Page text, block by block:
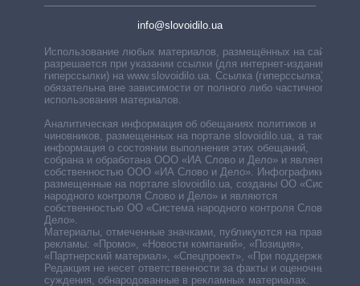
info@slovoidilo.ua
Использование любых материалов, размещённых на сайте,
разрешается при указании ссылки (для интернет-изданий —
гиперссылки) на www.slovoidilo.ua. Ссылка (гиперссылка)
обязательна вне зависимости от полного либо частичного
использования материалов.
Аналитическая информация об обещаниях политиков и
чиновников, размещенных на портале slovoidilo.ua, а также
информация о состоянии выполнения этих обещаний,
собрана и обработана ООО «ИА Слово и Дело» и является
собственностью ООО «ИА Слово и Дело». Инфографики,
размещенные на портале slovoidilo.ua, созданы ОО «Система
народного контроля Слово и Дело» и являются
собственностью ОО «Система народного контроля Слово и
Дело».
Материалы, отмеченные значками, публикуются на правах
рекламы: «Промо», «Новости компаний», «Позиция»,
«Партнерский материал», «Спецпроект», «При поддержке».
Редакция не несет ответственности за факты и оценочные
суждения, обнародованные в рекламных материалах.